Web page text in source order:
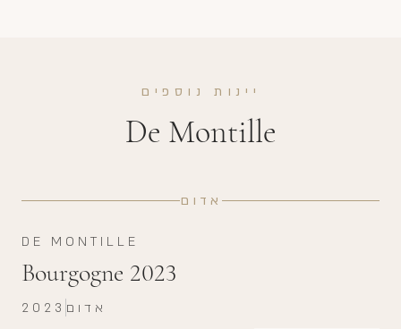
יינות נוספים
De Montille
אדום
DE MONTILLE
Bourgogne 2023
2023 אדום